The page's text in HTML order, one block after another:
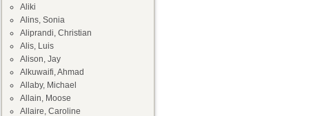
Aliki
Alins, Sonia
Aliprandi, Christian
Alis, Luis
Alison, Jay
Alkuwaifi, Ahmad
Allaby, Michael
Allain, Moose
Allaire, Caroline